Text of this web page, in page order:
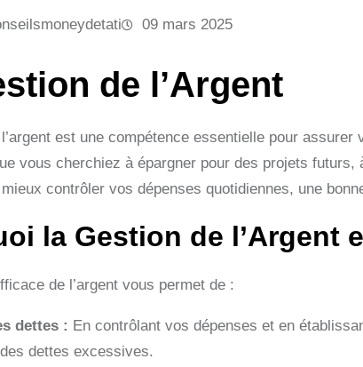
09 mars 2025
de l’Argent
est une compétence essentielle pour
vous cherchiez à épargner pour des projets
contrôler vos dépenses quotidiennes, une
la Gestion de l’Argent
de l’argent vous permet de :
dettes : En contrôlant vos dépenses et en
dettes excessives.